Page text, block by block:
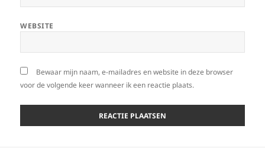
WEBSITE
Bewaar mijn naam, e-mailadres en website in deze browser
voor de volgende keer wanneer ik een reactie plaats.